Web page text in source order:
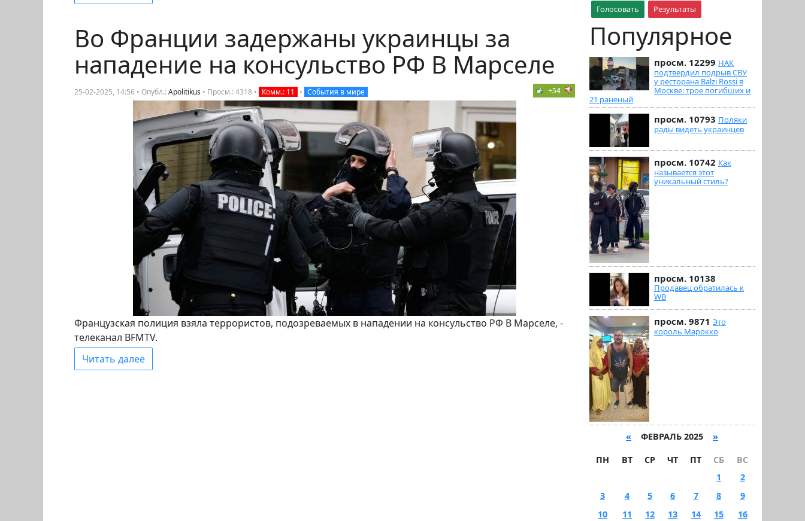
Голосовать Результаты
Популярное
просм. 12299 НАК
подтвердил подрыв СВУ
у ресторана Balzi Rossi в
Москве: трое погибших и
21 раненый
просм. 10793 Поляки
рады видеть украинцев
просм. 10742 Как
называется этот
уникальный стиль?
просм. 10138
Продавец обратилась к
WB
просм. 9871 Это
король Марокко
« ФЕВРАЛЬ 2025 »
ПН ВТ СР ЧТ ПТ СБ
ВС
1
2
3
4 5 6 7 8
9
10
11 12 13 14 15
16
Во Франции задержаны украинцы за
нападение на консульство РФ В Марселе
25-02-2025, 14:56 • Опубл.:Apolitikus • Просм.: 4318 • Комм.: 11 • События в мире +54
Французская полиция взяла террористов, подозреваемых в нападении на консульство РФ В Марселе, -
телеканал BFMTV.
Читать далее